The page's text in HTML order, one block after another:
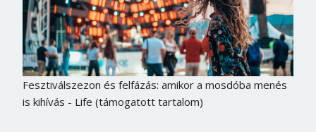
Fesztiválszezon és felfázás: amikor a mosdóba menés
is kihívás - Life (támogatott tartalom)